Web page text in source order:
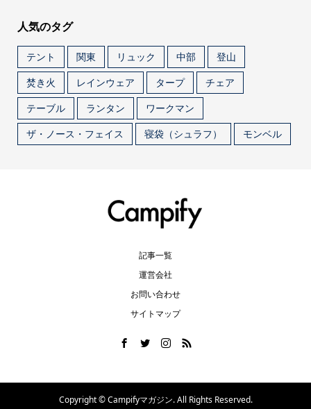
人気のタグ
テント 関東 リュック 中部
登山
焚き火
レインウェア タープ
チェア
テーブル
ランタン
ワークマン
ザ・ノース・フェイス
寝袋（シュラフ） モンベル
記事一覧
運営会社
お問い合わせ
サイトマップ
Copyright ©Campifyマガジン. All Rights Reserved.